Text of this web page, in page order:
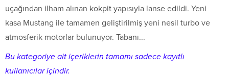
uçağından ilham alınan kokpit yapısıyla lanse edildi. Yeni
kasa Mustang ile tamamen geliştirilmiş yeni nesil turbo ve
atmosferik motorlar bulunuyor. Tabanı...
Bu kategoriye ait içeriklerin tamamı sadece kayıtlı
kullanıcılar içindir.